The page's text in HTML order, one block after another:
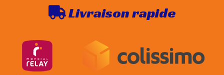
Livraison rapide